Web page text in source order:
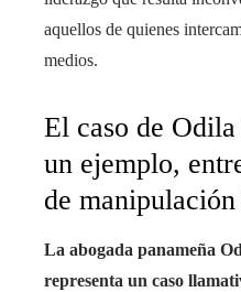
aquellos de quienes
medios.
El caso de
un ejemplo,
de
La abogada panameña
representa un caso